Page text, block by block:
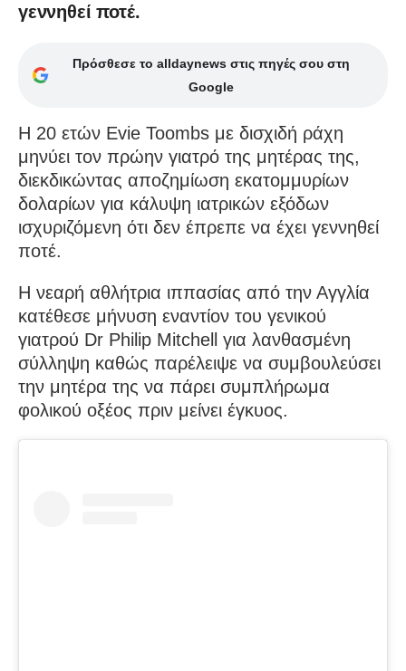
γεννηθεί ποτέ.
Πρόσθεσε το alldaynews στις πηγές σου στη
Google
Η 20 ετών Evie Toombs με δισχιδή ράχη
μηνύει τον πρώην γιατρό της μητέρας της,
διεκδικώντας αποζημίωση εκατομμυρίων
δολαρίων για κάλυψη ιατρικών εξόδων
ισχυριζόμενη ότι δεν έπρεπε να έχει γεννηθεί
ποτέ.
Η νεαρή αθλήτρια ιππασίας από την Αγγλία
κατέθεσε μήνυση εναντίον του γενικού
γιατρού Dr Philip Mitchell για λανθασμένη
σύλληψη καθώς παρέλειψε να συμβουλεύσει
την μητέρα της να πάρει συμπλήρωμα
φολικού οξέος πριν μείνει έγκυος.